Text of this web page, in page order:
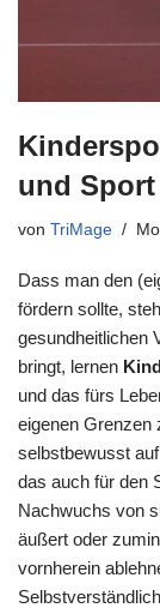
und Sport
von TriMage
Dass man den
fördern sollte,
gesundheitlichen
bringt, lernen
und das fürs
eigenen Grenzen
selbstbewusst
das auch für den
Nachwuchs von
äußert oder
vornherein